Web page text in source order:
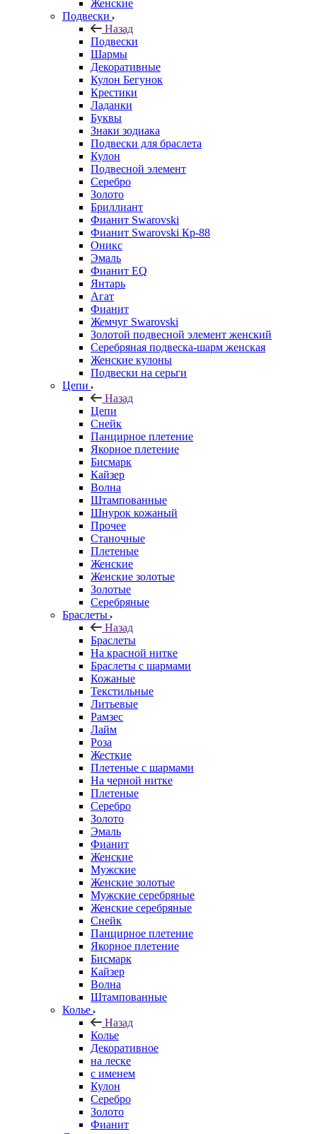
Женские
Подвески
Назад
Подвески
Шармы
Декоративные
Кулон Бегунок
Крестики
Ладанки
Буквы
Знаки зодиака
Подвески для браслета
Кулон
Подвесной элемент
Серебро
Золото
Бриллиант
Фианит Swarovski
Фианит Swarovski Кр-88
Оникс
Эмаль
Фианит EQ
Янтарь
Агат
Фианит
Жемчуг Swarovski
Золотой подвесной элемент женcкий
Серебряная подвеска-шарм женская
Женские кулоны
Подвески на серьги
Цепи
Назад
Цепи
Снейк
Панцирное плетение
Якорное плетение
Бисмарк
Кайзер
Волна
Штампованные
Шнурок кожаный
Прочее
Станочные
Плетеные
Женские
Женские золотые
Золотые
Серебряные
Браслеты
Назад
Браслеты
На красной нитке
Браслеты с шармами
Кожаные
Текстильные
Литьевые
Рамзес
Лайм
Роза
Жесткие
Плетеные с шармами
На черной нитке
Плетеные
Серебро
Золото
Эмаль
Фианит
Женские
Мужские
Женские золотые
Мужские серебряные
Женские серебряные
Снейк
Панцирное плетение
Якорное плетение
Бисмарк
Кайзер
Волна
Штампованные
Колье
Назад
Колье
Декоративное
на леске
с именем
Кулон
Серебро
Золото
Фианит